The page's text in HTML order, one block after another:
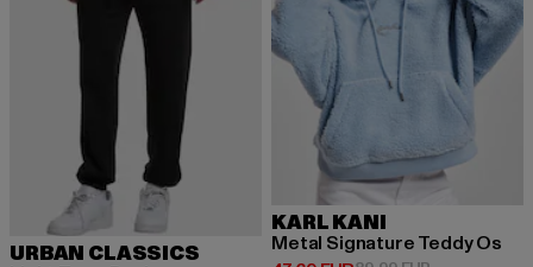
URBAN CLASSICS
KARL KANI
Metal Signature Teddy Os